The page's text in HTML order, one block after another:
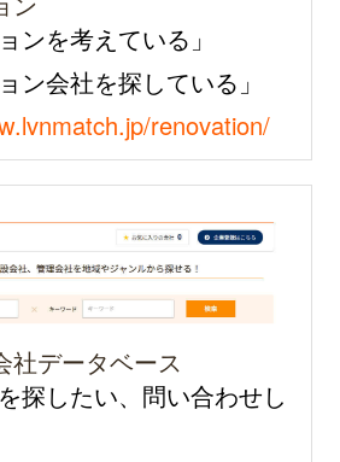
ンを考えている」
ン会社を探している」
renovation/
社データベース
探したい、問い合わせし